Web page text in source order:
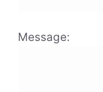
Message: